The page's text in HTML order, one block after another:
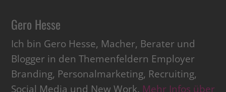
Gero Hesse
Ich bin Gero Hesse, Macher, Berater und
Blogger in den Themenfeldern Employer
Branding, Personalmarketing, Recruiting,
Social Media und New Work. Mehr Infos über